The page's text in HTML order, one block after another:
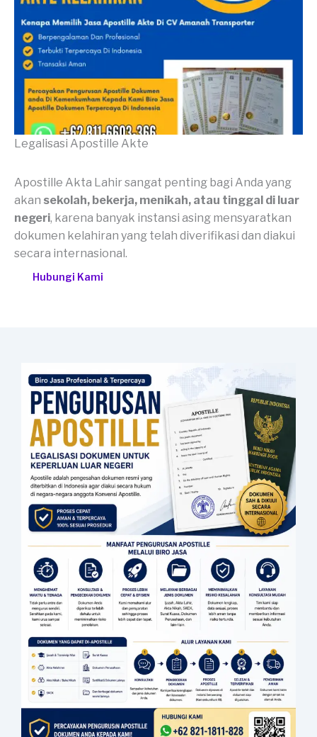
Legalisasi Apostille Akte
Apostille Akta Lahir sangat penting bagi Anda yang
akan sekolah, bekerja, menikah, atau tinggal di luar
negeri, karena banyak instansi asing mensyaratkan
dokumen kelahiran yang telah diverifikasi dan diakui
secara internasional.
Hubungi Kami